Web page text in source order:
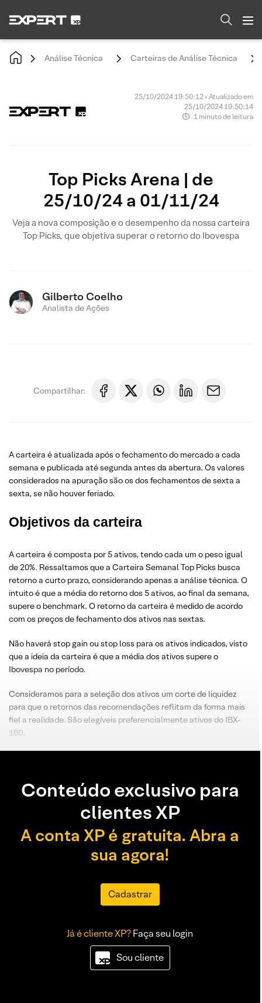
Análise Técnica Carteiras de Análise Técnica
25/10/2024 19:50:12 • Atualizado em
25/10/2024 19:50:14
1 minuto de leitura
Top Picks Arena | de
25/10/24 a 01/11/24
Veja a nova composição e o desempenho da nossa carteira
Top Picks, que objetiva superar o retorno do Ibovespa
Gilberto Coelho
Analista de Ações
Compartilhar:
A carteira é atualizada após o fechamento do mercado a cada
semana e publicada até segunda antes da abertura. Os valores
considerados na apuração são os dos fechamentos de sexta a
sexta, se não houver feriado.
Objetivos da carteira
A carteira é composta por 5 ativos, tendo cada um o peso igual
de 20%. Ressaltamos que a Carteira Semanal Top Picks busca
retorno a curto prazo, considerando apenas a análise técnica. O
intuito é que a média do retorno dos 5 ativos, ao final da semana,
supere o benchmark. O retorno da carteira é medido de acordo
com os preços de fechamento dos ativos nas sextas.
Não haverá stop gain ou stop loss para os ativos indicados, visto
que a ideia da carteira é que a média dos ativos supere o
Ibovespa no período.
Consideramos para a seleção dos ativos um corte de liquidez
para que o retornos das recomendações reflitam da forma mais
fiel a realidade. São elegíveis preferencialmente ativos do IBX-
100.
Conteúdo exclusivo para
clientes XP
A conta XP é gratuita. Abra a
sua agora!
Cadastrar
Já é cliente XP?Faça seu login
Sou cliente